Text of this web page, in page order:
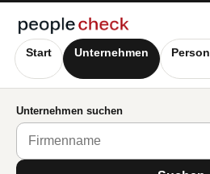
Start Unternehmen
Unternehmen suchen